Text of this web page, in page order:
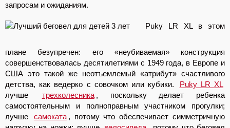
запросам и ожиданиям.
Puky LR XL в этом
плане безупречен: его «неубиваемая» конструкция
совершенствовалась десятилетиями с 1949 года, в Европе и
США это такой же неотъемлемый «атрибут» счастливого
детства, как ведерко с совочком или кубики.
Puky LR XL
лучше
трехколесника , поскольку делает ребенка
самостоятельным и полноправным участником прогулки;
лучше
самоката , потому что обеспечивает симметричную